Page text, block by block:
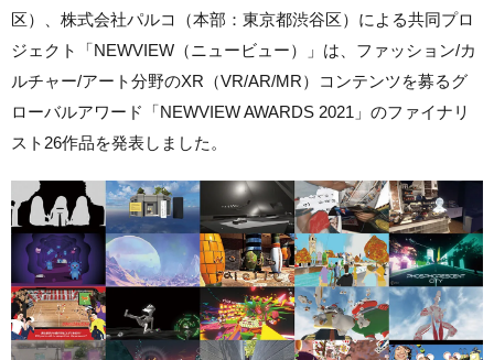
区）、株式会社パルコ（本部：東京都渋谷区）による共同プロ
ジェクト「NEWVIEW（ニュービュー）」は、ファッション/カ
ルチャー/アート分野のXR（VR/AR/MR）コンテンツを募るグ
ローバルアワード「NEWVIEW AWARDS 2021」のファイナリ
スト26作品を発表しました。